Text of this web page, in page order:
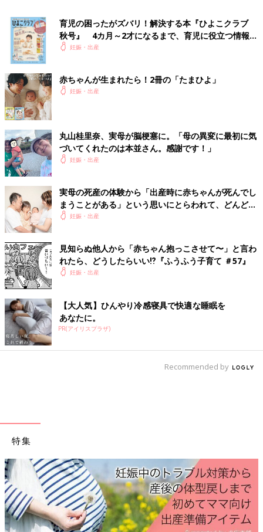
験を持つ。今は自宅の庭で母猫や母鳥が子育てしているのを、マ
マ仲間として見守っている。
■関連：義母が子育てに口を出したら...やり手妻の上手なかわし
※この記事は個人の体験記です。記事に掲載の画像はイメージで
す。
前の話
「食べづわり」でど
んどん体重増加！救
いは塩分調整のマイ
ルールとお茶漬け
一覧
次の話
２回目でも怖い「帝王
切開」！でも、計画的
育児の困ったがズバリ！解決する本『ひよこクラブ
秋号』 4カ月～2才になるまで、育児に役立つ情報が
いっぱい！
妊娠・出産
赤ちゃんが生まれたら！2冊の「たまひよ」
妊娠・出産
丸山桂里奈、実母が脳梗塞に。「母の異変に最初に気
づいてくれたのは本並さん。感謝です！」
妊娠・出産
実母の死産の体験から「出産時に赤ちゃんが死んでし
まうことがある」という思いにとらわれて、どんどん
気持ちが落ち込んで･･･【周産期のうつ・体験談】
妊娠・出産
見知らぬ他人から「赤ちゃん抱っこさせて〜」と言わ
れたら、どうしたらいい⁉︎『ふうふう子育て ＃57』
妊娠・出産
【大人気】ひんやり冷感寝具で快適な睡眠を
あなたに。
PR(アイリスプラザ)
Recommended by
特集